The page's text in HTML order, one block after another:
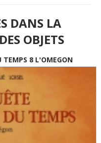
DANS LA
OBJETS
TEMPS 8 L'OMEGON